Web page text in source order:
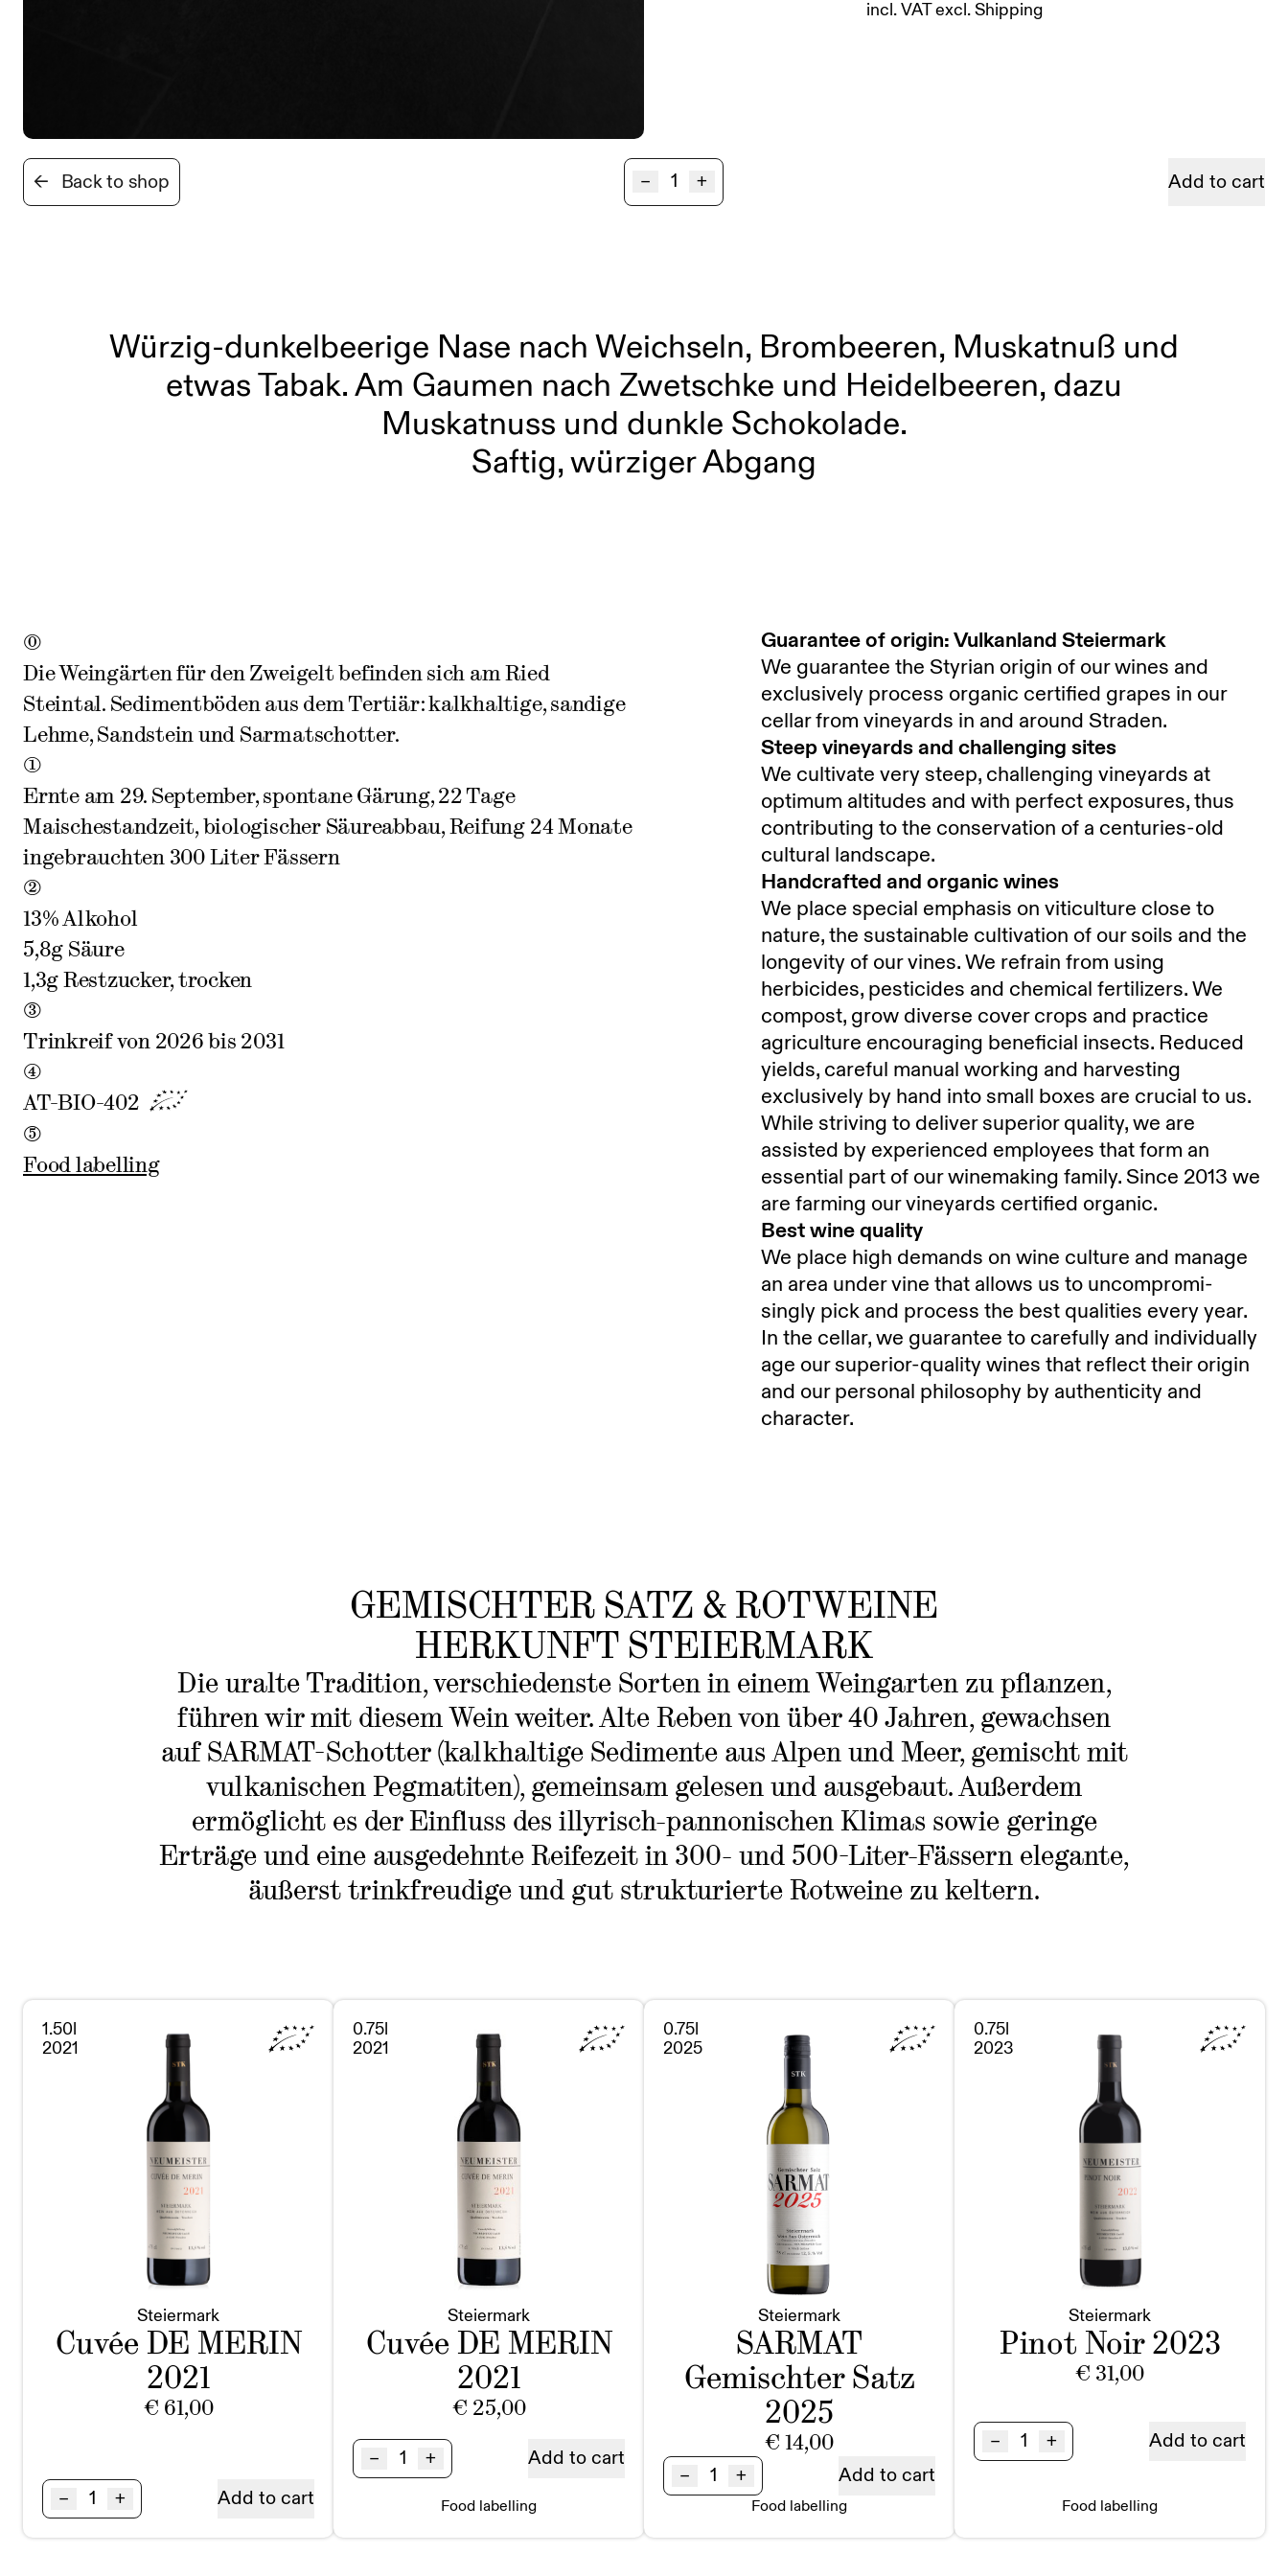
incl. VATexcl.Shipping
← Back to shop –
Zweigelt
BIO
+ Add to cart
Würzig-dunkelbeerige Nase nach Weichseln, Brombeeren, Muskatnuß und
etwas Tabak. Am Gaumen nach Zwetschke und Heidelbeeren, dazu
Muskatnuss und dunkle Schokolade.
Saftig, würziger Abgang
0
Die Weingärten für den Zweigelt befinden sich am Ried
Steintal. Sedimentböden aus dem Tertiär: kalkhaltige, sandige
Lehme, Sandstein und Sarmatschotter.
1
Ernte am 29. September, spontane Gärung, 22 Tage
Maischestandzeit, biologischer Säureabbau, Reifung 24 Monate
ingebrauchten 300 Liter Fässern
2
13% Alkohol
5,8g Säure
1,3g Restzucker, trocken
3
Trinkreif von 2026 bis 2031
4
AT-BIO-402
5
Food labelling
Guarantee of origin: Vulkanland Steiermark
We guarantee the Styrian origin of our wines and
exclusively process organic certified grapes in our
cellar from vineyards in and around Straden.
Steep vineyards and challenging sites
We cultivate very steep, challenging vineyards at
optimum altitudes and with perfect exposures, thus
contributing to the conservation of a centuries-old
cultural landscape.
Handcrafted and organic wines
We place special emphasis on viticulture close to
nature, the sustainable cultivation of our soils and the
longevity of our vines. We refrain from using
herbicides, pesticides and chemical fertilizers. We
compost, grow diverse cover crops and practice
agriculture encouraging beneficial insects. Reduced
yields, careful manual working and harvesting
exclusively by hand into small boxes are crucial to us.
While striving to deliver superior quality, we are
assisted by experienced employees that form an
essential part of our winemaking family. Since 2013 we
are farming our vineyards certified organic.
Best wine quality
We place high demands on wine culture and manage
an area under vine that allows us to uncompromi-
singly pick and process the best qualities every year.
In the cellar, we guarantee to carefully and individually
age our superior-quality wines that reflect their origin
and our personal philosophy by authenticity and
character.
GEMISCHTER SATZ & ROTWEINE
HERKUNFT STEIERMARK
Die uralte Tradition, verschiedenste Sorten in einem Weingarten zu pflanzen,
führen wir mit diesem Wein weiter. Alte Reben von über 40 Jahren, gewachsen
auf SARMAT-Schotter (kalkhaltige Sedimente aus Alpen und Meer, gemischt mit
vulkanischen Pegmatiten), gemeinsam gelesen und ausgebaut. Außerdem
ermöglicht es der Einfluss des illyrisch-pannonischen Klimas sowie geringe
Erträge und eine ausgedehnte Reifezeit in 300- und 500-Liter-Fässern elegante,
äußerst trinkfreudige und gut strukturierte Rotweine zu keltern.
1.50l
2021
Steiermark
Cuvée DE MERIN
2021
€ 61,00
–
Cuvée
DE
MERIN
+ Add to cart
0.75l
2021
Steiermark
Cuvée DE MERIN
2021
€ 25,00
–
Cuvée
DE
MERIN
Steiermark
+ Add to cart
Food labelling
0.75l
2025
Steiermark
SARMAT
Gemischter Satz
2025
€ 14,00
–
Gemischter
Satz
SARMAT
BIO
+ Add to cart
Food labelling
0.75l
2023
Steiermark
Pinot Noir 2023
€ 31,00
–
Pinot
Noir
Steiermark
+ Add to cart
Food labelling